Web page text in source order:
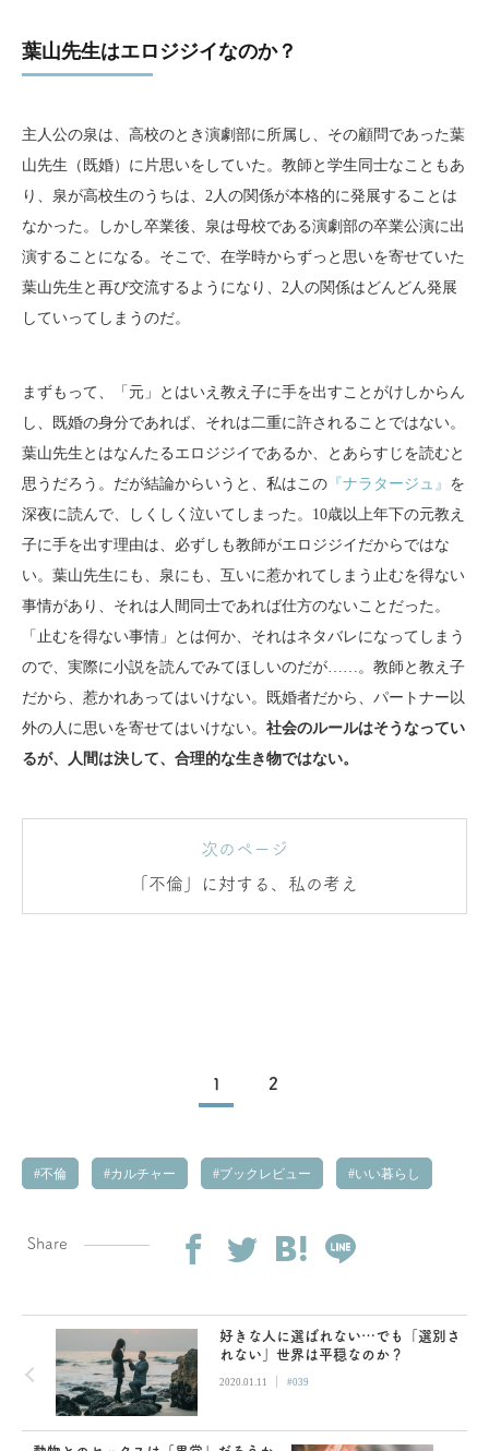
葉山先生はエロジジイなのか？
主人公の泉は、高校のとき演劇部に所属し、その顧問であった葉
山先生（既婚）に片思いをしていた。教師と学生同士なこともあ
り、泉が高校生のうちは、2人の関係が本格的に発展することは
なかった。しかし卒業後、泉は母校である演劇部の卒業公演に出
演することになる。そこで、在学時からずっと思いを寄せていた
葉山先生と再び交流するようになり、2人の関係はどんどん発展
していってしまうのだ。
まずもって、「元」とはいえ教え子に手を出すことがけしからん
し、既婚の身分であれば、それは二重に許されることではない。
葉山先生とはなんたるエロジジイであるか、とあらすじを読むと
思うだろう。だが結論からいうと、私はこの 『ナラタージュ』 を
深夜に読んで、しくしく泣いてしまった。10歳以上年下の元教え
子に手を出す理由は、必ずしも教師がエロジジイだからではな
い。葉山先生にも、泉にも、互いに惹かれてしまう止むを得ない
事情があり、それは人間同士であれば仕方のないことだった。
「止むを得ない事情」とは何か、それはネタバレになってしまう
ので、実際に小説を読んでみてほしいのだが……。教師と教え子
だから、惹かれあってはいけない。既婚者だから、パートナー以
外の人に思いを寄せてはいけない。 社会のルールはそうなってい
るが、人間は決して、合理的な生き物ではない。
次のページ
「不倫」に対する、私の考え
1 2
不倫 カルチャー ブックレビュー いい暮らし
Share
好きな人に選ばれない…でも「選別さ
れない」世界は平穏なのか？
2020.01.11 | #039